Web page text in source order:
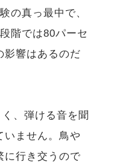
の真っ最中で、
階では80パーセ
影響はあるのだ
、弾ける音を聞
いません。鳥や
に行き交うので